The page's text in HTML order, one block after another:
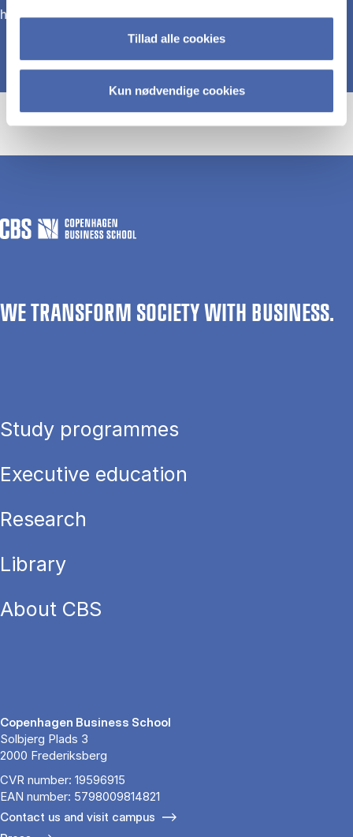
Tillad alle cookies
Kun nødvendige cookies
https://www.hya.dk
WE TRANSFORM SOCIETY WITH BUSINESS.
Study programmes
Executive education
Research
Library
About CBS
Copenhagen Business School
Solbjerg Plads 3
2000 Frederiksberg
CVR number: 19596915
EAN number: 5798009814821
Contact us and visit campus